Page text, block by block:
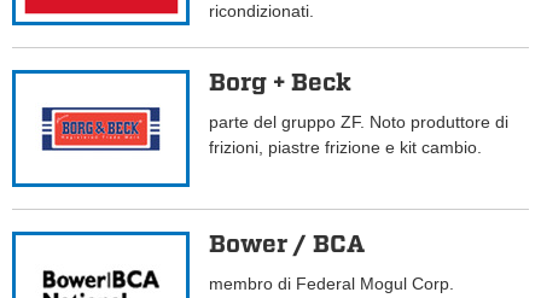
ricondizionati.
Borg + Beck
parte del gruppo ZF. Noto produttore di
frizioni, piastre frizione e kit cambio.
Bower / BCA
membro di Federal Mogul Corp.